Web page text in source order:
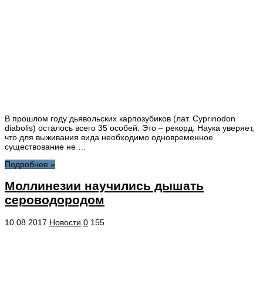
В прошлом году дьявольских карпозубиков (лат. Cyprinodon
diabolis) осталось всего 35 особей. Это – рекорд. Наука уверяет,
что для выживания вида необходимо одновременное
существование не …
Подробнее »
Моллинезии научились дышать
сероводородом
10.08.2017 Новости 0 155